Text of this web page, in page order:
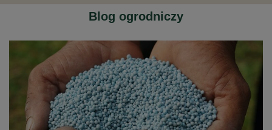
Blog ogrodniczy